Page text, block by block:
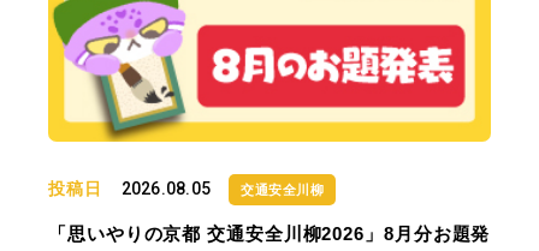
投稿日 2026.08.05 交通安全川柳
「思いやりの京都 交通安全川柳2026」8月分お題発